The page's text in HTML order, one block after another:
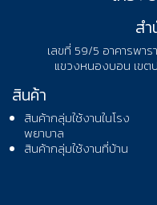
ส
เลขที่ 59/5 อาคารพา
แขวงหนองบอน เขต
สินค้า
สินค้ากลุ่มใช้งานในโรง
พยาบาล
สินค้ากลุ่มใช้งานที่บ้าน